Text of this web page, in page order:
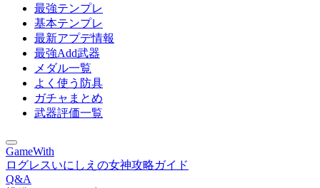
最強テンプレ
基本テンプレ
最新アプデ情報
最強Add武器
メダル一覧
よく使う防具
ガチャまとめ
武器評価一覧
GameWith
ログレスいにしえの女神攻略ガイド
Q&A